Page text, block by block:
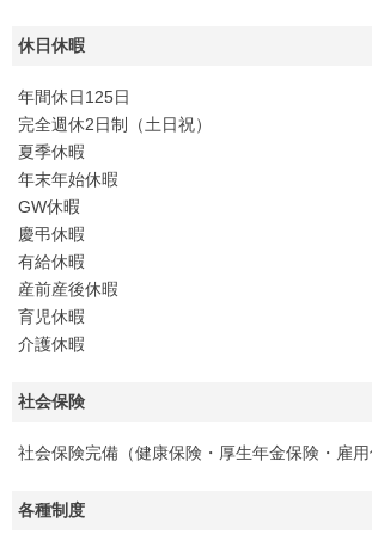
休日休暇
年間休日125日
完全週休2日制（土日祝）
夏季休暇
年末年始休暇
GW休暇
慶弔休暇
有給休暇
産前産後休暇
育児休暇
介護休暇
社会保険
社会保険完備（健康保険・厚生年金保険・雇用
各種制度